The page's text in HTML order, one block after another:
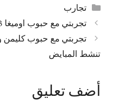
التصنيفات
تجارب
تجربتي مع حبوب اوميغا 3
تجربتي مع حبوب
تنشط المبايض
أضف تعليق